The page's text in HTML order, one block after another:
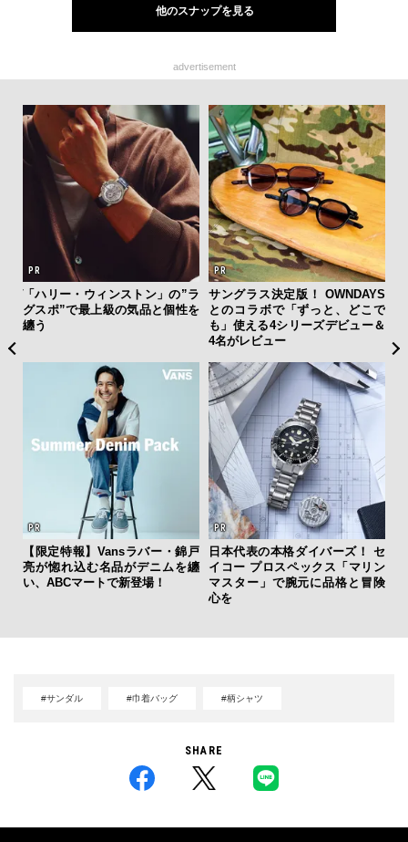
他のスナップを見る
advertisement
「ハリー・ウィンストン」の”ラ
グスポ”で最上級の気品と個性を
纏う
サングラス決定版！ OWNDAYS
とのコラボで「ずっと、どこで
も」使える4シリーズデビュー＆
4名がレビュー
【限定特報】Vansラバー・錦戸
亮が惚れ込む名品がデニムを纏
い、ABCマートで新登場！
日本代表の本格ダイバーズ！ セ
イコー プロスペックス「マリン
マスター」で腕元に品格と冒険
心を
#サンダル #巾着バッグ #柄シャツ
SHARE